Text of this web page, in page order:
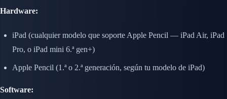
Hardware:
iPad (cualquier modelo que soporte Apple Pencil — iPad Air, iPad
Pro, o iPad mini 6.ª gen+)
Apple Pencil (1.ª o 2.ª generación, según tu modelo de iPad)
Software: